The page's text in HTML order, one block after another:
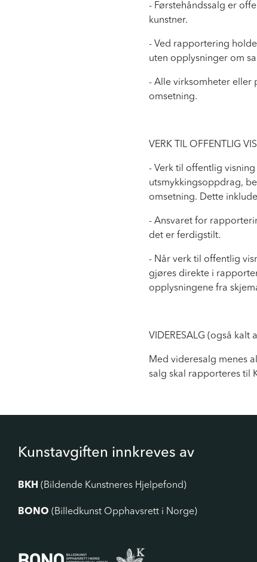
- Førstehåndssalg er
kunstner.
- Ved rapportering
uten opplysninger om
- Alle virksomheter eller
omsetning.
VERK TIL OFFENTLIG
- Verk til offentlig
utsmykkingsoppdrag,
omsetning. Dette
- Ansvaret for
det er ferdigstilt.
- Når verk til offentlig
gjøres direkte i
opplysningene fra
VIDERESALG (også
Med videresalg menes
salg skal rapporteres til
Kunstavgiften innkreves av
BKH (Bildende Kunstneres Hjelpefond)
BONO (Billedkunst Opphavsrett i Norge)